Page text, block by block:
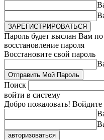
Пароль будет выслан Вам
восстановление пароля
Восстановите свой пароль
Поиск
войти в систему
Добро пожаловать!